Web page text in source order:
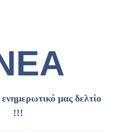
μας δελτίο
!!!